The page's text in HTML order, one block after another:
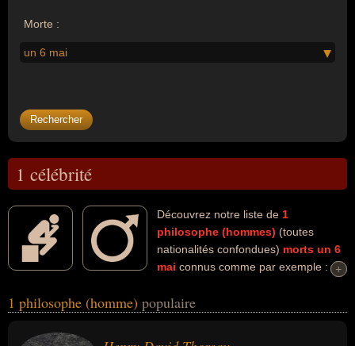
Morte :
un 6 mai
1 célébrité
Découvrez notre liste de 1
philosophe (hommes) (toutes
nationalités confondues) morts un 6
mai connus comme par exemple :
peuvent avoir des liens variés dans les domaines de l'art, de la
avoir été artiste, écrivain, enseignant, essayiste ou poète. En ce qui
+
+
1 philosophe (homme) populaire